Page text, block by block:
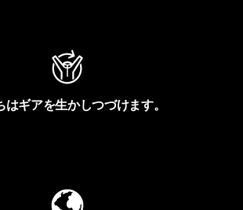
はギアを生かしつづけます。